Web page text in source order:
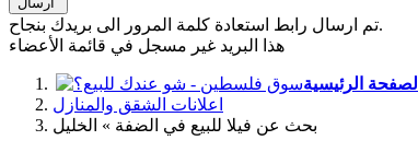
تم ارسال رابط استعادة كلمة المرور الى بريدك بنجاح.
هذا البريد غير مسجل في قائمة الأعضاء
الصفحة الرئيسية
اعلانات الشقق والمنازل
بحث عن فيلا للبيع في الضفة » الخليل